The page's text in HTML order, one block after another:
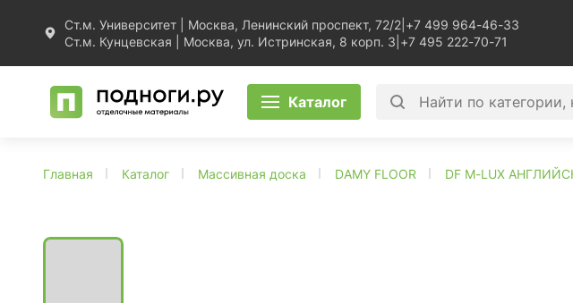
Ст.м. Университет | Москва, Ленинский проспект, 72/2 +7 499 964-46-33
Ст.м. Кунцевская | Москва, ул. Истринская, 8 корп. 3 +7 495 222-70-71
Каталог
Главная Каталог Массивная доска DAMY FLOOR DF M-LUX